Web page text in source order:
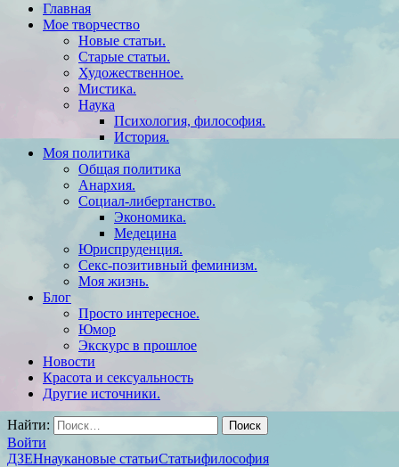
Главная
Мое творчество
Новые статьи.
Старые статьи.
Художественное.
Мистика.
Наука
Психология, философия.
История.
Моя политика
Общая политика
Анархия.
Социал-либертанство.
Экономика.
Медецина
Юриспруденция.
Секс-позитивный феминизм.
Моя жизнь.
Блог
Просто интересное.
Юмор
Экскурс в прошлое
Новости
Красота и сексуальность
Другие источники.
Найти:
Войти
ДЗЕНнаукановые статьиСтатьифилософия